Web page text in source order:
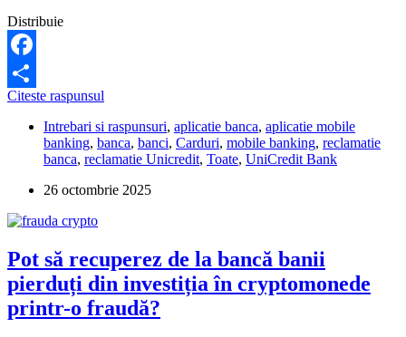
Distribuie
Facebook
Partajează
Citeste raspunsul
să
activez
aplicația
Ce
Intrebari si raspunsuri, aplicatie banca, aplicatie mobile
banking, banca, banci, Carduri, mobile banking, reclamatie
banca, reclamatie Unicredit, Toate, UniCredit Bank
26 octombrie 2025
Pot să recuperez de la bancă banii
pierduți din investiția în cryptomonede
printr-o fraudă?